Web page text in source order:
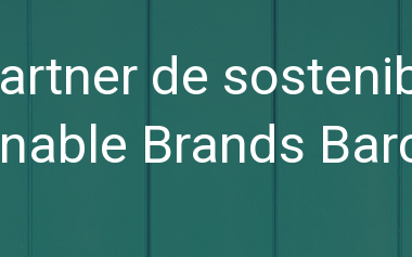
de
Brands